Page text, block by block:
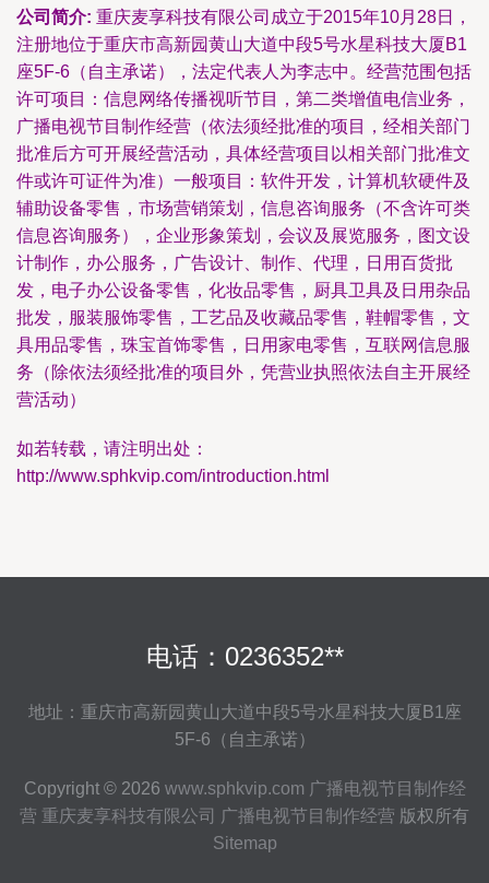
公司简介: 重庆麦享科技有限公司成立于2015年10月28日，
注册地位于重庆市高新园黄山大道中段5号水星科技大厦B1
座5F-6（自主承诺），法定代表人为李志中。经营范围包括
许可项目：信息网络传播视听节目，第二类增值电信业务，
广播电视节目制作经营（依法须经批准的项目，经相关部门
批准后方可开展经营活动，具体经营项目以相关部门批准文
件或许可证件为准）一般项目：软件开发，计算机软硬件及
辅助设备零售，市场营销策划，信息咨询服务（不含许可类
信息咨询服务），企业形象策划，会议及展览服务，图文设
计制作，办公服务，广告设计、制作、代理，日用百货批
发，电子办公设备零售，化妆品零售，厨具卫具及日用杂品
批发，服装服饰零售，工艺品及收藏品零售，鞋帽零售，文
具用品零售，珠宝首饰零售，日用家电零售，互联网信息服
务（除依法须经批准的项目外，凭营业执照依法自主开展经
营活动）
如若转载，请注明出处：
http://www.sphkvip.com/introduction.html
电话：0236352**
地址：重庆市高新园黄山大道中段5号水星科技大厦B1座
5F-6（自主承诺）
Copyright © 2026 www.sphkvip.com 广播电视节目制作经
营 重庆麦享科技有限公司 广播电视节目制作经营 版权所有
Sitemap